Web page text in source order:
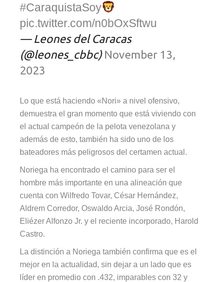
#CaraquistaSoy
pic.twitter.com/n0bOxSftwu
— Leones del Caracas
(@leones_cbbc) November 13,
2023
Lo que está haciendo «Nori» a nivel ofensivo,
demuestra el gran momento que está viviendo con
el actual campeón de la pelota venezolana y
además de esto, también ha sido uno de los
bateadores más peligrosos del certamen actual.
Noriega ha encontrado el camino para ser el
hombre más importante en una alineación que
cuenta con Wilfredo Tovar, César Hernández,
Aldrem Corredor, Oswaldo Arcia, José Rondón,
Eliézer Alfonzo Jr. y el reciente incorporado, Harold
Castro.
La distinción a Noriega también confirma que es el
mejor en la actualidad, sin dejar a un lado que es
líder en promedio con .432, imparables con 32 y